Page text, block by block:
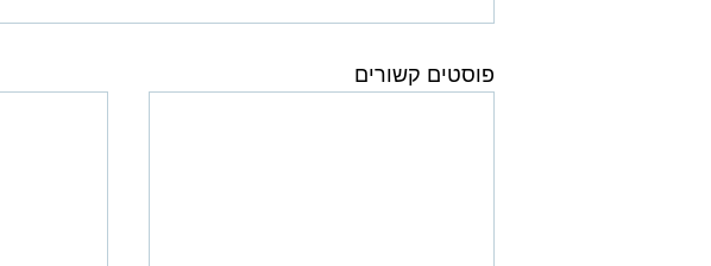
פוסטים קשורים